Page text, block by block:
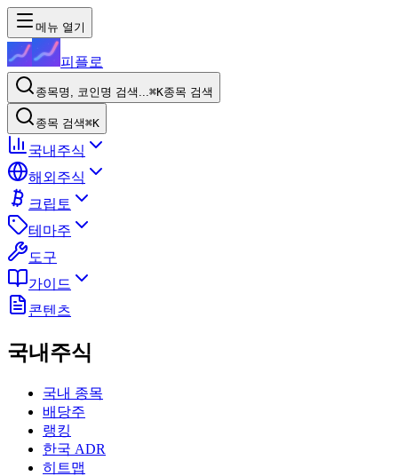
메뉴 열기
피플로
종목명, 코인명 검색...⌘K종목 검색
종목 검색⌘K
국내주식
해외주식
크립토
테마주
도구
가이드
콘텐츠
국내주식
국내 종목
배당주
랭킹
한국 ADR
히트맵